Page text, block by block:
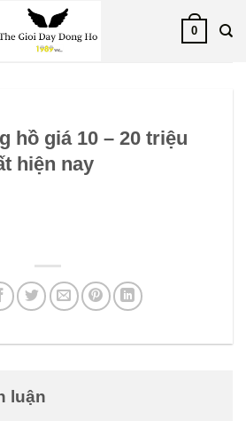
0
hồ giá 10 – 20 triệu
hiện nay
luận